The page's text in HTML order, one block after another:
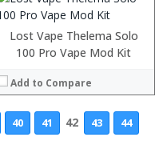
Lost Vape Thelema Solo
100 Pro Vape Mod Kit
Add to Compare
40 41 42 43
44